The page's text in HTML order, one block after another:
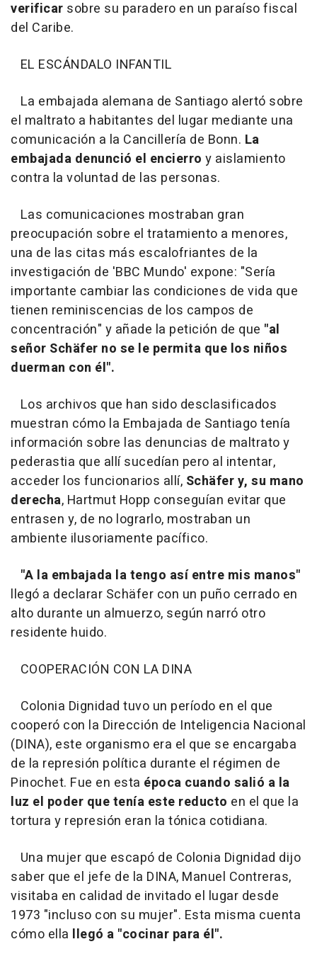
verificar sobre su paradero en un paraíso fiscal
del Caribe.
EL ESCÁNDALO INFANTIL
La embajada alemana de Santiago alertó sobre
el maltrato a habitantes del lugar mediante una
comunicación a la Cancillería de Bonn. La
embajada denunció el encierro y aislamiento
contra la voluntad de las personas.
Las comunicaciones mostraban gran
preocupación sobre el tratamiento a menores,
una de las citas más escalofriantes de la
investigación de 'BBC Mundo' expone: "Sería
importante cambiar las condiciones de vida que
tienen reminiscencias de los campos de
concentración" y añade la petición de que "al
señor Schäfer no se le permita que los niños
duerman con él".
Los archivos que han sido desclasificados
muestran cómo la Embajada de Santiago tenía
información sobre las denuncias de maltrato y
pederastia que allí sucedían pero al intentar,
acceder los funcionarios allí, Schäfer y, su mano
derecha, Hartmut Hopp conseguían evitar que
entrasen y, de no lograrlo, mostraban un
ambiente ilusoriamente pacífico.
"A la embajada la tengo así entre mis manos"
llegó a declarar Schäfer con un puño cerrado en
alto durante un almuerzo, según narró otro
residente huido.
COOPERACIÓN CON LA DINA
Colonia Dignidad tuvo un período en el que
cooperó con la Dirección de Inteligencia Nacional
(DINA), este organismo era el que se encargaba
de la represión política durante el régimen de
Pinochet. Fue en esta época cuando salió a la
luz el poder que tenía este reducto en el que la
tortura y represión eran la tónica cotidiana.
Una mujer que escapó de Colonia Dignidad dijo
saber que el jefe de la DINA, Manuel Contreras,
visitaba en calidad de invitado el lugar desde
1973 "incluso con su mujer". Esta misma cuenta
cómo ella llegó a "cocinar para él".